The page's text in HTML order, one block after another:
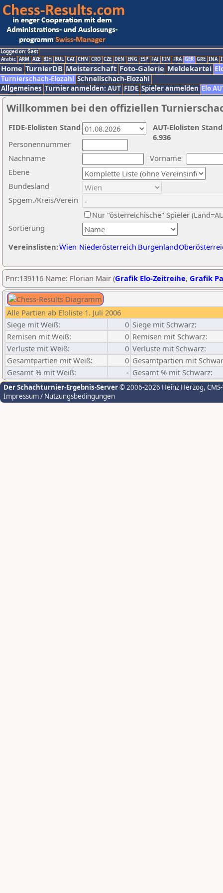
Logged on: Gast
Arabic ARM AZE BIH BUL CAT CHN CRO CZE DEN ENG ESP FAI FIN FRA GER GRE INA
Home TurnierDB Meisterschaft Foto-Galerie Meldekartei
Turnierschach-Elozahl Schnellschach-Elozahl
Allgemeines Turnier anmelden: AUT FIDE Spieler anmelden Elo
Willkommen bei den offiziellen
Nachname
Vorname
Ebene
Sortierung
Personennummer
Bundesland
Spgem./Kreis/Verein
Nur "österreichische" Spieler
Vereinslisten:Wien Niederösterreich Burgenland
AUT-Elolisten
6.936
FIDE-Elolisten Stand
Pnr:139116 Name: Florian Mair (Grafik Elo-Zeitreihe, Grafik
Alle Partien ab Eloliste 1. Juli 2006
Siege mit Weiß:
0 Siege mit Schwarz:
Remisen mit Weiß:
0 Remisen mit Schwarz:
Verluste mit Weiß:
0 Verluste mit Schwarz:
Gesamtpartien mit Weiß:
0 Gesamtpartien mit
Gesamt % mit Weiß:
- Gesamt % mit Schwarz:
Der Schachturnier-Ergebnis-Server© 2006-2026 Heinz Herzog,
Impressum / Nutzungsbedingungen